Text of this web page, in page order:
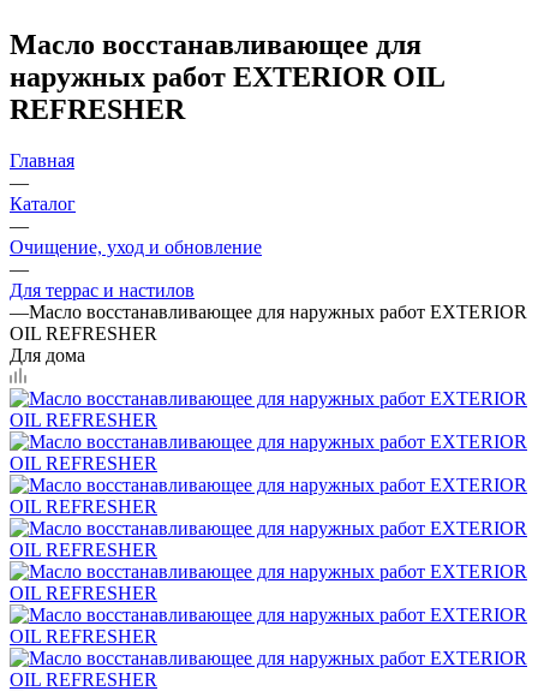
Масло восстанавливающее для
наружных работ EXTERIOR OIL
REFRESHER
Главная
—
Каталог
—
Очищение, уход и обновление
—
Для террас и настилов
—Масло восстанавливающее для наружных работ EXTERIOR
OIL REFRESHER
Для дома